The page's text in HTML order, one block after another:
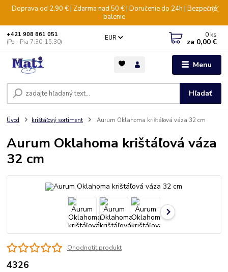
Doprava od 2,90 € | Zdarma nad 50 € | Doručenie do 24h | Bezpečné
balenie
Menu
EUR
Hľadať
+421 908 861 051
(Po - Pia 7:30-15:30)
0 ks
za 0,00 €
Úvod krištáľový sortiment Aurum Oklahoma krištáľová váza 32 cm
Aurum Oklahoma krištáľová váza
32 cm
Ohodnotiť produkt
4326